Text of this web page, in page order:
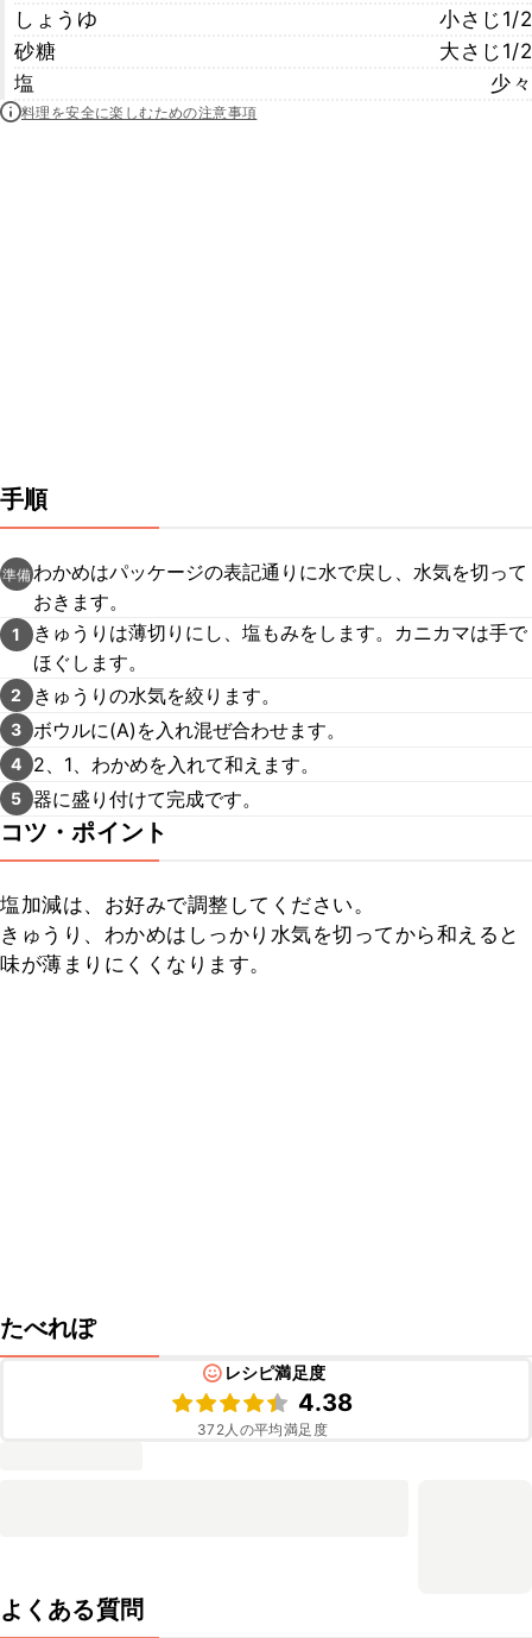
しょうゆ
小さじ1/2
砂糖
大さじ1/2
塩
少々
料理を安全に楽しむための注意事項
手順
準備わかめはパッケージの表記通りに水で戻し、水気を切って
おきます。
1
きゅうりは薄切りにし、塩もみをします。カニカマは手で
ほぐします。
2 きゅうりの水気を絞ります。
3 ボウルに(A)を入れ混ぜ合わせます。
4 2、1、わかめを入れて和えます。
5 器に盛り付けて完成です。
コツ・ポイント
塩加減は、お好みで調整してください。
きゅうり、わかめはしっかり水気を切ってから和えると
味が薄まりにくくなります。
たべれぽ
レシピ満足度
4.38
372人の平均満足度
よくある質問